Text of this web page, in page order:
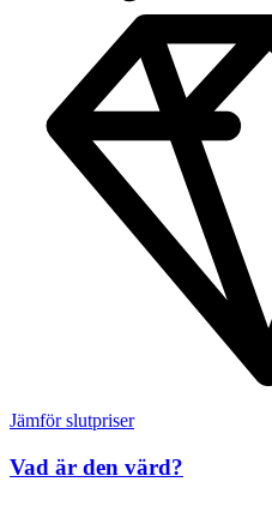
Jämför slutpriser
Vad är den värd?